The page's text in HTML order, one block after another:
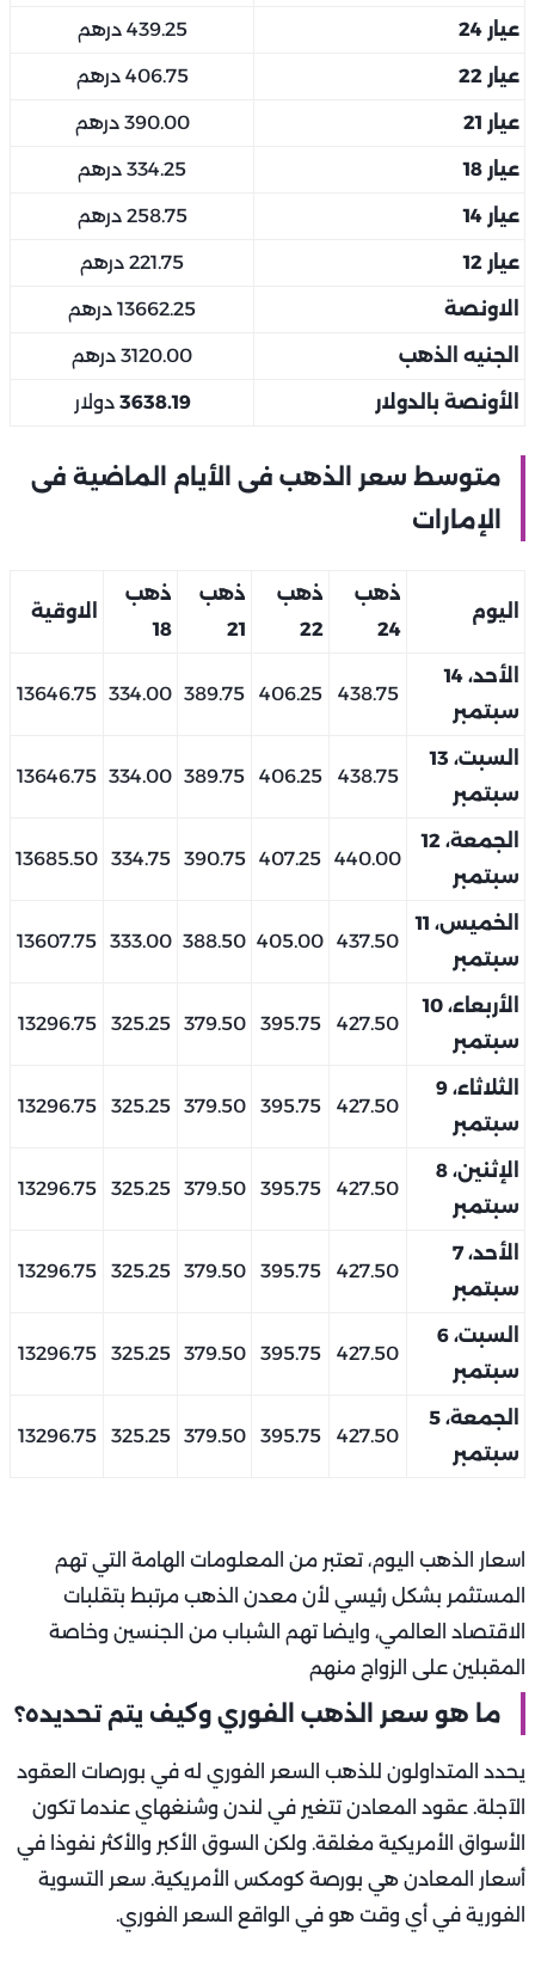
عيار 24 439.25 درهم
عيار 22 406.75 درهم
عيار 21 390.00 درهم
عيار 18 334.25 درهم
عيار 14 258.75 درهم
عيار 12 221.75 درهم
الاونصة 13662.25 درهم
الجنيه الذهب 3120.00 درهم
الأونصة بالدولار 3638.19 دولار
متوسط سعر الذهب فى الأيام الماضية فى
الإمارات
اليوم
ذهب
24
ذهب
22
ذهب
21
ذهب
18
الاوقية
الأحد، 14
سبتمبر
438.75
406.25
389.75
334.00
13646.75
السبت، 13
سبتمبر
438.75
406.25
389.75
334.00
13646.75
الجمعة، 12
سبتمبر
440.00
407.25
390.75
334.75
13685.50
الخميس، 11
سبتمبر
437.50
405.00
388.50
333.00
13607.75
الأربعاء، 10
سبتمبر
427.50
395.75
379.50
325.25
13296.75
الثلاثاء، 9
سبتمبر
427.50
395.75
379.50
325.25
13296.75
الإثنين، 8
سبتمبر
427.50
395.75
379.50
325.25
13296.75
الأحد، 7
سبتمبر
427.50
395.75
379.50
325.25
13296.75
السبت، 6
سبتمبر
427.50
395.75
379.50
325.25
13296.75
الجمعة، 5
سبتمبر
427.50
395.75
379.50
325.25
13296.75
اسعار الذهب اليوم، تعتبر من المعلومات الهامة التي تهم
المستثمر بشكل رئيسي لأن معدن الذهب مرتبط بتقلبات
الاقتصاد العالمي، وايضا تهم الشباب من الجنسين وخاصة
المقبلين على الزواج منهم
ما هو سعر الذهب الفوري وكيف يتم تحديده؟
يحدد المتداولون للذهب السعر الفوري له في بورصات العقود
الآجلة. عقود المعادن تتغير في لندن وشنغهاي عندما تكون
الأسواق الأمريكية مغلقة. ولكن السوق الأكبر والأكثر نفوذا في
أسعار المعادن هي بورصة كومكس الأمريكية. سعر التسوية
الفورية في أي وقت هو في الواقع السعر الفوري.